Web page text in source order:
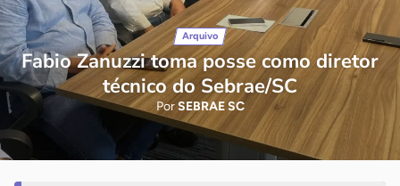
Arquivo
Fabio Zanuzzi toma posse como diretor
técnico do Sebrae/SC
PorSEBRAE SC